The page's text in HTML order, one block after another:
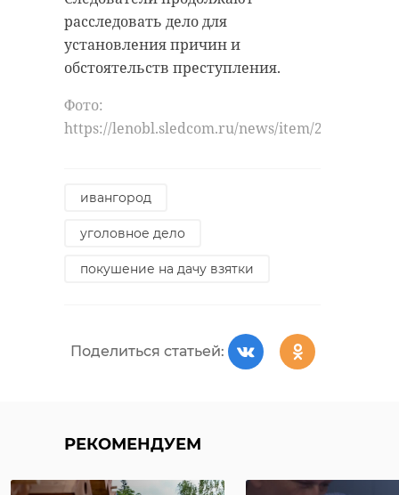
расследовать дело для
установления причин и
обстоятельств преступления.
Фото:
https://lenobl.sledcom.ru/news/item/2055818/
ивангород
уголовное дело
покушение на дачу взятки
Поделиться статьей:
РЕКОМЕНДУЕМ